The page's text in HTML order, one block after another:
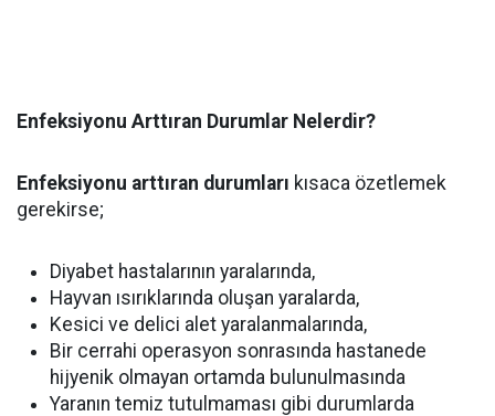
Enfeksiyonu Arttıran Durumlar Nelerdir?
Enfeksiyonu arttıran durumları kısaca özetlemek
gerekirse;
Diyabet hastalarının yaralarında,
Hayvan ısırıklarında oluşan yaralarda,
Kesici ve delici alet yaralanmalarında,
Bir cerrahi operasyon sonrasında hastanede
hijyenik olmayan ortamda bulunulmasında
Yaranın temiz tutulmaması gibi durumlarda